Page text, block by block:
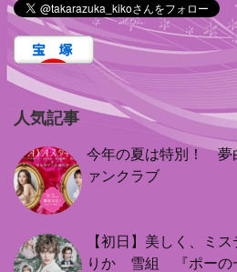
人気記事
今年の夏は特別！ 夢
ァンクラブ
【初日】美しく、ミ
りか 雪組 『ポーの